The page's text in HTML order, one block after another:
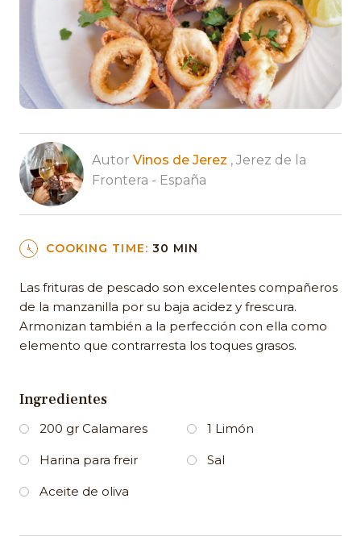
Autor Vinos de Jerez , Jerez de la
Frontera - España
COOKING TIME: 30 MIN
Las frituras de pescado son excelentes compañeros
de la manzanilla por su baja acidez y frescura.
Armonizan también a la perfección con ella como
elemento que contrarresta los toques grasos.
Ingredientes
200 gr Calamares
Harina para freir
Aceite de oliva
1 Limón
Sal